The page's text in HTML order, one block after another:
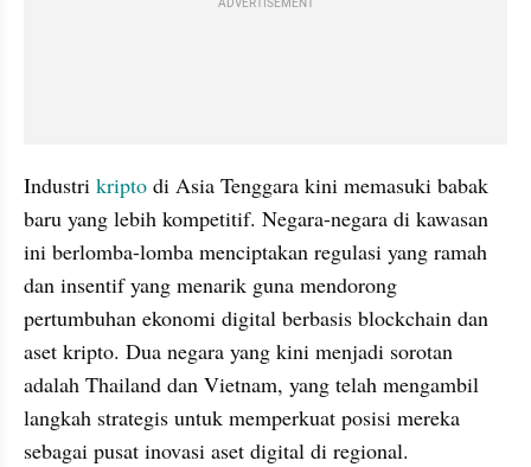
ADVERTISEMENT
Industri kripto di Asia Tenggara kini memasuki babak
baru yang lebih kompetitif. Negara-negara di kawasan
ini berlomba-lomba menciptakan regulasi yang ramah
dan insentif yang menarik guna mendorong
pertumbuhan ekonomi digital berbasis blockchain dan
aset kripto. Dua negara yang kini menjadi sorotan
adalah Thailand dan Vietnam, yang telah mengambil
langkah strategis untuk memperkuat posisi mereka
sebagai pusat inovasi aset digital di regional.